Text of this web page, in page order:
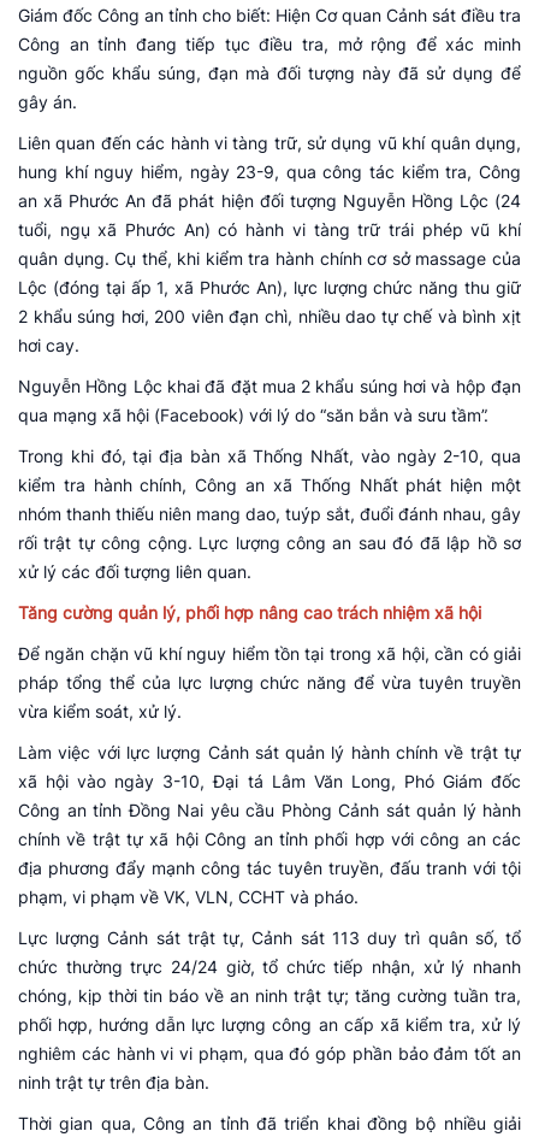
Giám đốc Công an tỉnh cho biết: Hiện Cơ quan Cảnh sát điều tra
Công an tỉnh đang tiếp tục điều tra, mở rộng để xác minh
nguồn gốc khẩu súng, đạn mà đối tượng này đã sử dụng để
gây án.
Liên quan đến các hành vi tàng trữ, sử dụng vũ khí quân dụng,
hung khí nguy hiểm, ngày 23-9, qua công tác kiểm tra, Công
an xã Phước An đã phát hiện đối tượng Nguyễn Hồng Lộc (24
tuổi, ngụ xã Phước An) có hành vi tàng trữ trái phép vũ khí
quân dụng. Cụ thể, khi kiểm tra hành chính cơ sở massage của
Lộc (đóng tại ấp 1, xã Phước An), lực lượng chức năng thu giữ
2 khẩu súng hơi, 200 viên đạn chì, nhiều dao tự chế và bình xịt
hơi cay.
Nguyễn Hồng Lộc khai đã đặt mua 2 khẩu súng hơi và hộp đạn
qua mạng xã hội (Facebook) với lý do “săn bắn và sưu tầm”.
Trong khi đó, tại địa bàn xã Thống Nhất, vào ngày 2-10, qua
kiểm tra hành chính, Công an xã Thống Nhất phát hiện một
nhóm thanh thiếu niên mang dao, tuýp sắt, đuổi đánh nhau, gây
rối trật tự công cộng. Lực lượng công an sau đó đã lập hồ sơ
xử lý các đối tượng liên quan.
Tăng cường quản lý, phối hợp nâng cao trách nhiệm xã hội
Để ngăn chặn vũ khí nguy hiểm tồn tại trong xã hội, cần có giải
pháp tổng thể của lực lượng chức năng để vừa tuyên truyền
vừa kiểm soát, xử lý.
Làm việc với lực lượng Cảnh sát quản lý hành chính về trật tự
xã hội vào ngày 3-10, Đại tá Lâm Văn Long, Phó Giám đốc
Công an tỉnh Đồng Nai yêu cầu Phòng Cảnh sát quản lý hành
chính về trật tự xã hội Công an tỉnh phối hợp với công an các
địa phương đẩy mạnh công tác tuyên truyền, đấu tranh với tội
phạm, vi phạm về VK, VLN, CCHT và pháo.
Lực lượng Cảnh sát trật tự, Cảnh sát 113 duy trì quân số, tổ
chức thường trực 24/24 giờ, tổ chức tiếp nhận, xử lý nhanh
chóng, kịp thời tin báo về an ninh trật tự; tăng cường tuần tra,
phối hợp, hướng dẫn lực lượng công an cấp xã kiểm tra, xử lý
nghiêm các hành vi vi phạm, qua đó góp phần bảo đảm tốt an
ninh trật tự trên địa bàn.
Thời gian qua, Công an tỉnh đã triển khai đồng bộ nhiều giải